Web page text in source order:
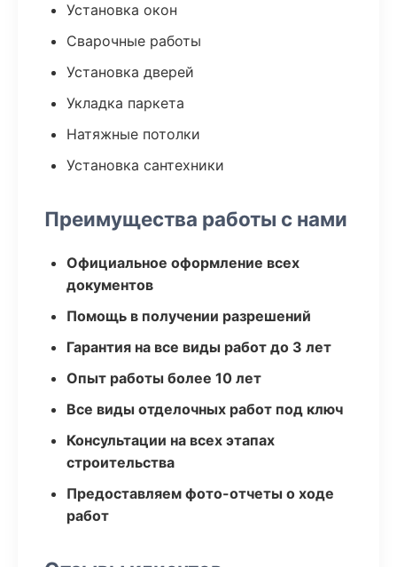
Установка окон
Сварочные работы
Установка дверей
Укладка паркета
Натяжные потолки
Установка сантехники
Преимущества работы с нами
Официальное оформление всех
документов
Помощь в получении разрешений
Гарантия на все виды работ до 3 лет
Опыт работы более 10 лет
Все виды отделочных работ под ключ
Консультации на всех этапах
строительства
Предоставляем фото-отчеты о ходе
работ